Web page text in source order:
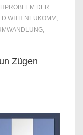
DER
WITH NEUKOMM ,
,
Zügen